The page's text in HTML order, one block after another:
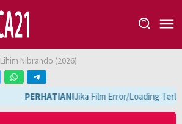
Lihim Nibrando (2026)
PERHATIAN!Jika Film Error/Loading